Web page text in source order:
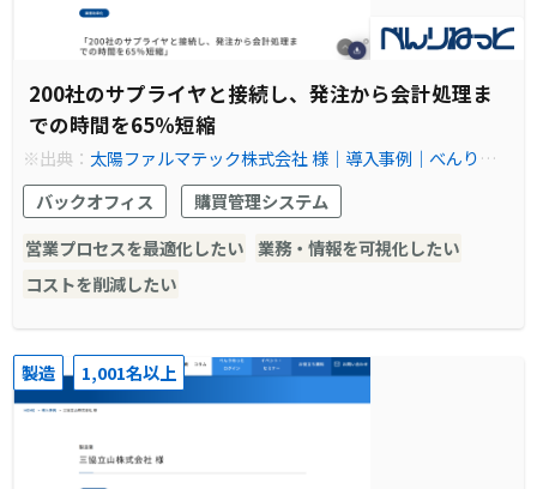
200社のサプライヤと接続し、発注から会計処理ま
での時間を65％短縮
※出典： 太陽ファルマテック株式会社 様｜導入事例｜べんりねっ
と
バックオフィス
購買管理システム
営業プロセスを最適化したい 業務・情報を可視化したい
コストを削減したい
製造 1,001名以上